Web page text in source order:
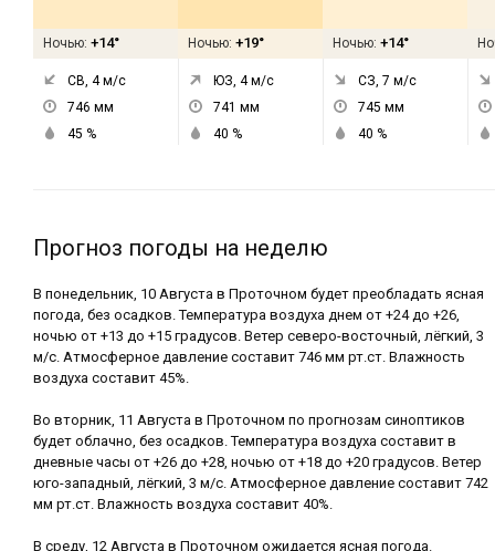
Ночью: +14°
СВ, 4м/с
746 мм
45 %
Ночью: +19°
ЮЗ, 4м/с
741 мм
40 %
Ночью: +14°
СЗ, 7 м/с
745 мм
40 %
Прогноз погоды на неделю
В понедельник, 10 Августа в Проточном будет преобладать ясная
погода, без осадков. Температура воздуха днем от +24 до +26,
ночью от +13 до +15 градусов. Ветер северо-восточный, лёгкий, 3
м/с. Атмосферное давление составит 746 мм рт.ст. Влажность
воздуха составит 45%.
Во вторник, 11 Августа в Проточном по прогнозам синоптиков
будет облачно, без осадков. Температура воздуха составит в
дневные часы от +26 до +28, ночью от +18 до +20 градусов. Ветер
юго-западный, лёгкий, 3 м/с. Атмосферное давление составит 742
мм рт.ст. Влажность воздуха составит 40%.
В среду, 12 Августа в Проточном ожидается ясная погода.